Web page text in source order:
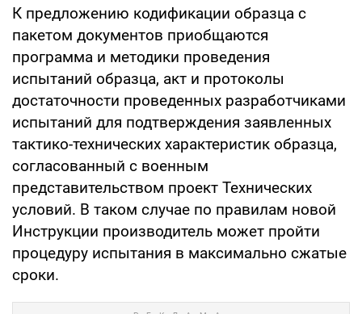
К предложению кодификации образца с
пакетом документов приобщаются
программа и методики проведения
испытаний образца, акт и протоколы
достаточности проведенных разработчиками
испытаний для подтверждения заявленных
тактико-технических характеристик образца,
согласованный с военным
представительством проект Технических
условий. В таком случае по правилам новой
Инструкции производитель может пройти
процедуру испытания в максимально сжатые
сроки.